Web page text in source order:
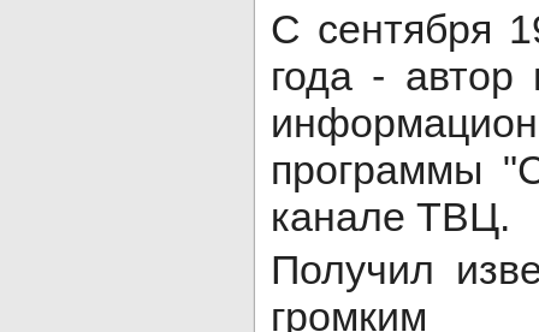
С сентября
года -
программы
канале ТВЦ.
Получил